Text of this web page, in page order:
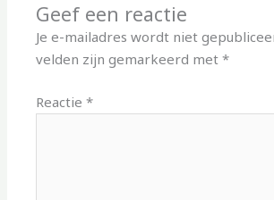
Geef een reactie
Je e-mailadres wordt niet
velden zijn gemarkeerd met*
Reactie*